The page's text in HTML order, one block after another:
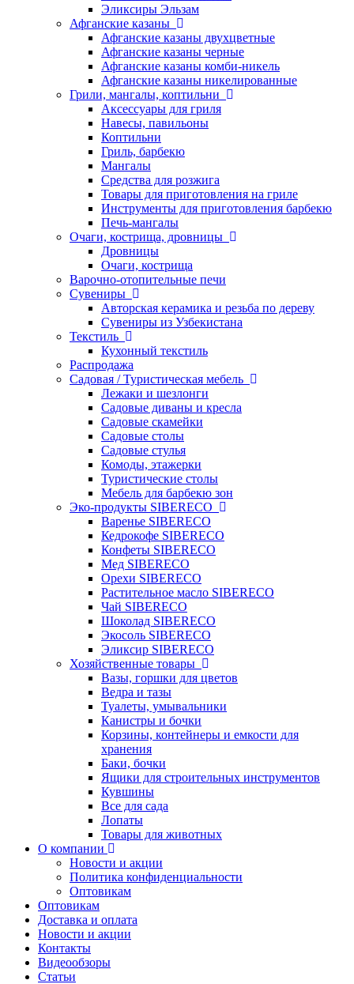
Эликсиры Эльзам
Афганские казаны
Афганские казаны двухцветные
Афганские казаны черные
Афганские казаны комби-никель
Афганские казаны никелированные
Грили, мангалы, коптильни
Аксессуары для гриля
Навесы, павильоны
Коптильни
Гриль, барбекю
Мангалы
Средства для розжига
Товары для приготовления на гриле
Инструменты для приготовления барбекю
Печь-мангалы
Очаги, кострища, дровницы
Дровницы
Очаги, кострища
Варочно-отопительные печи
Сувениры
Авторская керамика и резьба по дереву
Сувениры из Узбекистана
Текстиль
Кухонный текстиль
Распродажа
Садовая / Туристическая мебель
Лежаки и шезлонги
Садовые диваны и кресла
Садовые скамейки
Садовые столы
Садовые стулья
Комоды, этажерки
Туристические столы
Мебель для барбекю зон
Эко-продукты SIBERECO
Варенье SIBERECO
Кедрокофе SIBERECO
Конфеты SIBERECO
Мед SIBERECO
Орехи SIBERECO
Растительное масло SIBERECO
Чай SIBERECO
Шоколад SIBERECO
Экосоль SIBERECO
Эликсир SIBERECO
Хозяйственные товары
Вазы, горшки для цветов
Ведра и тазы
Туалеты, умывальники
Канистры и бочки
Корзины, контейнеры и емкости для
хранения
Баки, бочки
Ящики для строительных инструментов
Кувшины
Все для сада
Лопаты
Товары для животных
О компании
Новости и акции
Политика конфиденциальности
Оптовикам
Оптовикам
Доставка и оплата
Новости и акции
Контакты
Видеообзоры
Статьи